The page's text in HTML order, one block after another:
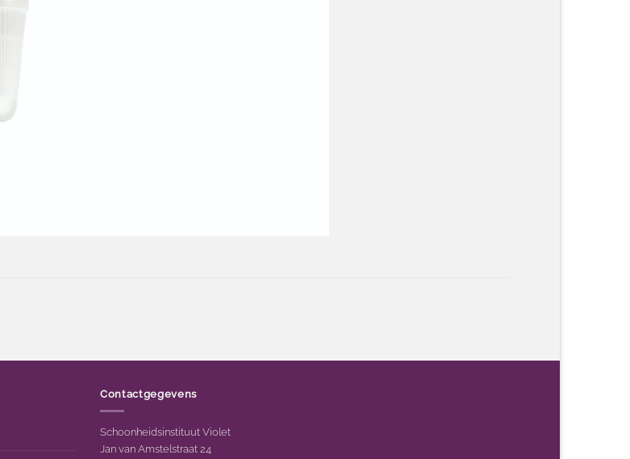
Contactgegevens
Schoonheidsinstituut Violet
Jan van Amstelstraat 24